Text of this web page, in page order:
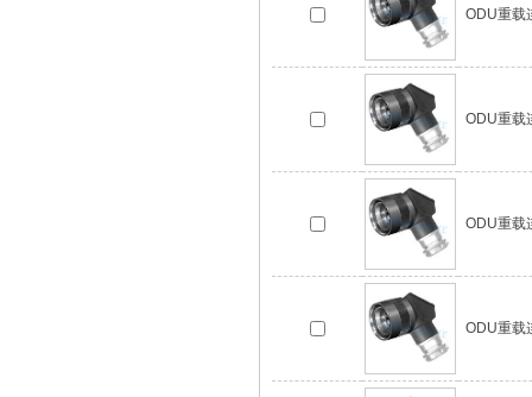
ODU重载
ODU重载
ODU重载
ODU重载